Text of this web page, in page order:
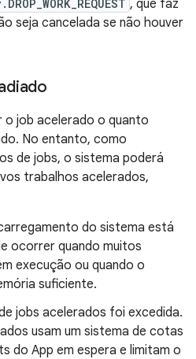
, que faz
seja cancelada se não houver
job acelerado o quanto
No entanto, como
de jobs, o sistema poderá
trabalhos acelerados,
do sistema está
ocorrer quando muitos
execução ou quando o
suficiente.
jobs acelerados foi excedida.
usam um sistema de cotas
do App em espera e limitam o